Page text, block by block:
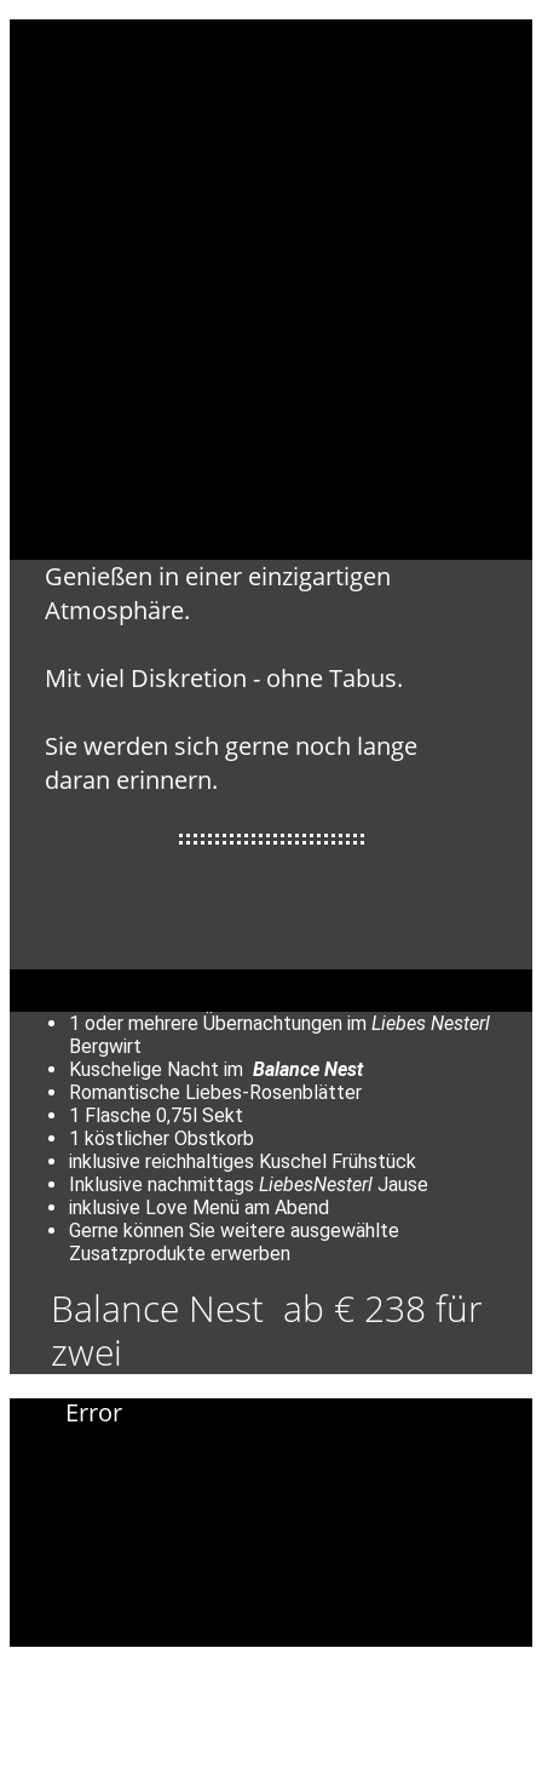
Genießen in einer einzigartigen
Atmosphäre.
Mit viel Diskretion - ohne Tabus.
Sie werden sich gerne noch lange
daran erinnern.
1 oder mehrere Übernachtungen im Liebes Nesterl
Bergwirt
Kuschelige Nacht im Balance Nest
Romantische Liebes-Rosenblätter
1 Flasche 0,75l Sekt
1 köstlicher Obstkorb
inklusive reichhaltiges Kuschel Frühstück
Inklusive nachmittags LiebesNesterl Jause
inklusive Love Menü am Abend
Gerne können Sie weitere ausgewählte
Zusatzprodukte erwerben
Balance Nest ab € 238 für
zwei
Error